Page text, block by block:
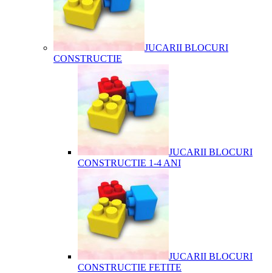
JUCARII BLOCURI
CONSTRUCTIE
JUCARII BLOCURI
CONSTRUCTIE 1-4 ANI
JUCARII BLOCURI
CONSTRUCTIE FETITE